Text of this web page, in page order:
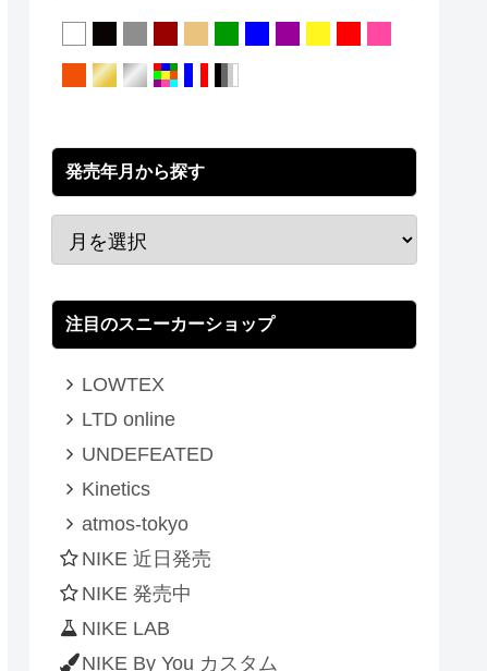
発売年月から探す
注目のスニーカーショップ
LOWTEX
LTD online
UNDEFEATED
Kinetics
atmos-tokyo
NIKE 近日発売
NIKE 発売中
NIKE LAB
NIKE By You カスタム